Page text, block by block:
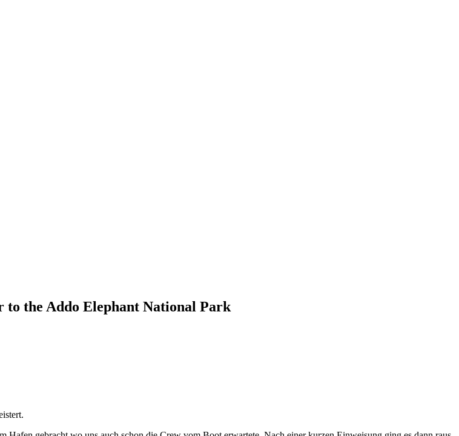
the Addo Elephant National Park